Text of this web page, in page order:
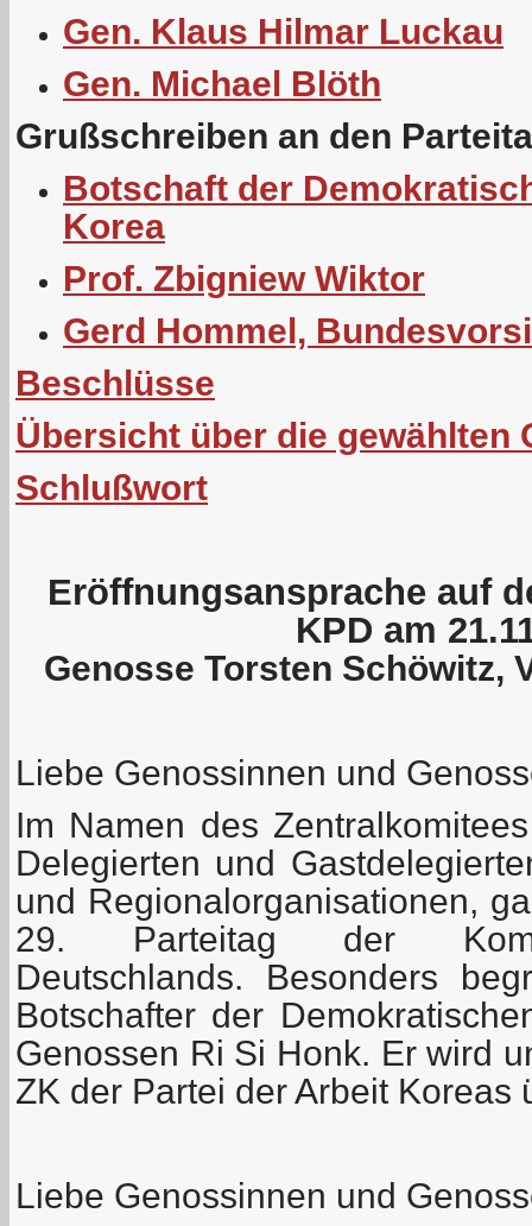
Gen. Klaus Hilmar Luckau
Gen. Michael Blöth
Grußschreiben an den
Botschaft der
Korea
Prof. Zbigniew Wiktor
Gerd Hommel,
Beschlüsse
Übersicht über die gewählten
Schlußwort
Eröffnungsansprache auf
KPD am
Genosse Torsten Schöwitz,
Liebe Genossinnen und
Im Namen des
Delegierten und
und Regionalorganisationen,
29. Parteitag der
Deutschlands. Besonders
Botschafter der
Genossen Ri Si Honk. Er wird
ZK der Partei der Arbeit Koreas
Liebe Genossinnen und